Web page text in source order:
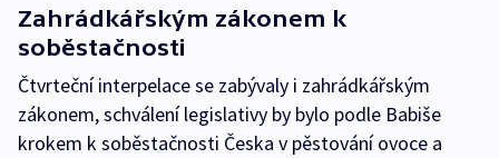
Zahrádkářským zákonem k
soběstačnosti
Čtvrteční interpelace se zabývaly i zahrádkářským
zákonem, schválení legislativy by bylo podle Babiše
krokem k soběstačnosti Česka v pěstování ovoce a